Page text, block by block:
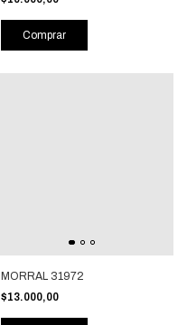
Comprar
MORRAL 31972
$13.000,00